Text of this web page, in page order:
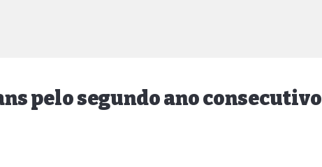
pelo segundo ano consecutivo